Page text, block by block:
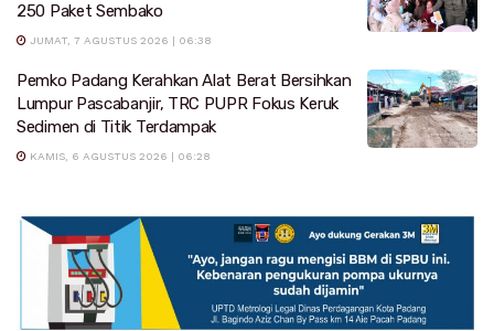
250 Paket Sembako
JUMAT, 7 AGUSTUS 2026 | 06:38
Pemko Padang Kerahkan Alat Berat Bersihkan
Lumpur Pascabanjir, TRC PUPR Fokus Keruk
Sedimen di Titik Terdampak
KAMIS, 6 AGUSTUS 2026 | 06:28